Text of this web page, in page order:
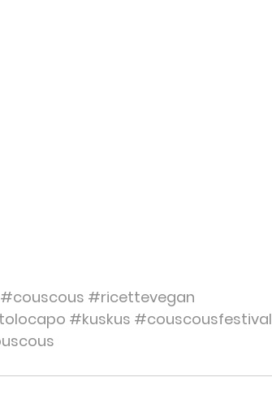
#couscous #ricettevegan
#kuskus #couscousfestival